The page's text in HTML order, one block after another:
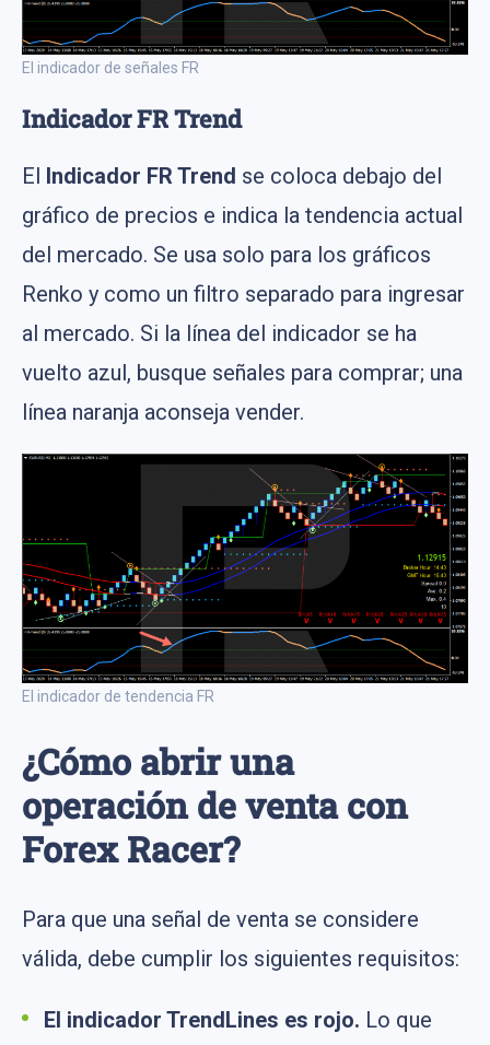
El indicador de señales FR
Indicador FR Trend
El Indicador FR Trend se coloca debajo del
gráfico de precios e indica la tendencia actual
del mercado. Se usa solo para los gráficos
Renko y como un filtro separado para ingresar
al mercado. Si la línea del indicador se ha
vuelto azul, busque señales para comprar; una
línea naranja aconseja vender.
El indicador de tendencia FR
¿Cómo abrir una
operación de venta con
Forex Racer?
Para que una señal de venta se considere
válida, debe cumplir los siguientes requisitos:
El indicador TrendLines es rojo. Lo que